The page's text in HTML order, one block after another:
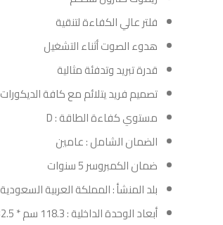
فلتر عالي الكفاءة لتنقية
هدوء الصوت أثناء التشغيل
قدرة تبريد وتدفئة مثالية
تصميم فريد يتلائم مع كافة الديكورات
مستوي كفاءة الطاقة : D
الضمان الشامل : عامين
ضمان الكمبروسر 5 سنوات
بلد المنشأ : المملكة العربية السعودية
أبعاد الوحدة الداخلية : 118.3 سم * 32.5سم * 21.7سم